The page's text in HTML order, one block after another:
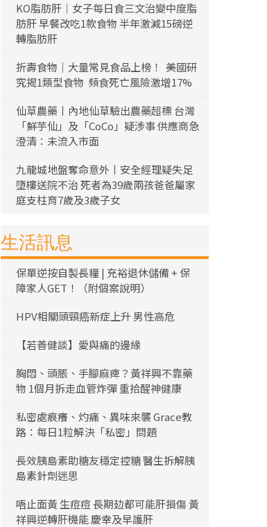
KO脂肪肝｜女子每日食三文治變中度脂
肪肝 早餐改吃1款食物 半年激減15磅逆
轉脂肪肝
折壽食物｜大量常見食品上榜！ 美國研
究揭1類型食物 頻食死亡風險激增17%
仙草農藥丨內地仙草驗出農藥超標 台灣
「鮮芋仙」及「CoCo」疑涉事 供應商急
澄清：未流入市面
九龍城地盤奪命意外丨安全經理疑失足
墮樓送院不治 死者為39歲兩孩爸爸屬家
庭支柱育7歲及3歲子女
生活訊息
保單逆按自製長糧 | 充裕退休儲備 + 保
障家人GET！（附個案說明）
HPV相關頭頸癌新症上升 男性高危
【若善健談】愛與痛的邊緣
胸悶、頭脹、手腳麻痺？黃祥興不靠藥
物 1個月拆走血管炸彈 重拾醒神健康
私密處痕癢、灼痛、異味來襲 Grace教
路：每日1粒解決「私密」問題
長效胰島素助糖友穩定控糖 醫生拆解胰
島素針劑迷思
唔止面黃 生痘痘 長期攰都可能肝損傷 黃
祥興逆轉肝機能 慶幸及早護肝